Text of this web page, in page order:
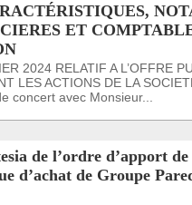
ET
2024 RELATIF A L’OFFRE
LES ACTIONS DE LA
concert avec Monsieur...
de l’ordre d’apport de
d’achat de Groupe